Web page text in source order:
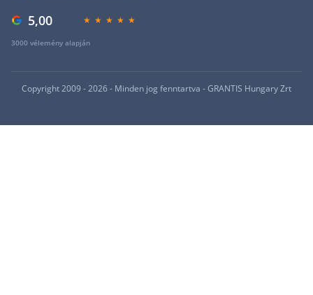
5,00
3000 vélemény alapján
Copyright 2009 - 2026 - Minden jog fenntartva - GRANTIS Hungary Zrt
We use cookies
more information about the cookies we use open the settings.